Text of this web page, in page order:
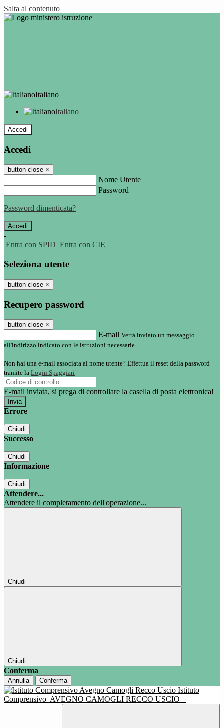
Salta al contenuto
Italiano
Italiano
Accedi
Accedi
button close ×
Nome Utente
Password
Password dimenticata?
-
Entra con SPID Entra con CIE
Seleziona utente
button close ×
Recupero password
button close ×
E-mail Verrà inviato un messaggio
all'indirizzo indicato con le istruzioni necessarie.
Non hai una e-mail associata al nome utente? Effettua il reset della password
tramite la Login Spaggiari
E-mail inviata, si prega di controllare la casella di posta elettronica!
Errore
Chiudi
Successo
Chiudi
Informazione
Chiudi
Attendere...
Attendere il completamento dell'operazione...
Chiudi
Chiudi
Conferma
Annulla Conferma
Istituto
Comprensivo AVEGNO CAMOGLI RECCO USCIO